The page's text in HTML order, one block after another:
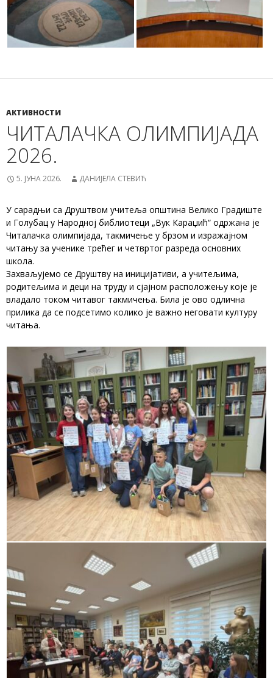
АКТИВНОСТИ
ЧИТАЛАЧКА ОЛИМПИЈАДА
2026.
5. ЈУНА 2026. ДАНИЈЕЛА СТЕВИЋ
У сарадњи са Друштвом учитеља општина Велико Градиште
и Голубац у Народној библиотеци „Вук Караџић“ одржана је
Читалачка олимпијада, такмичење у брзом и изражајном
читању за ученике трећег и четвртог разреда основних
школа.
Захваљујемо се Друштву на иницијативи, а учитељима,
родитељима и деци на труду и сјајном расположењу које је
владало током читавог такмичења. Била је ово одлична
прилика да се подсетимо колико је важно неговати културу
читања.